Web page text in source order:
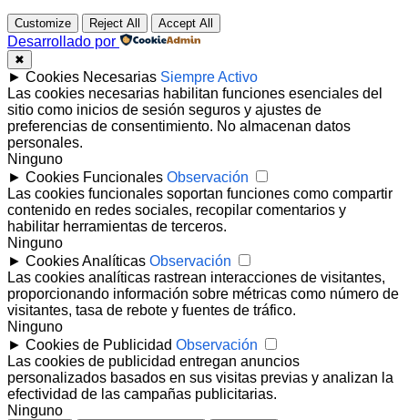
Customize Reject All Accept All
Desarrollado por
✖
► Cookies Necesarias Siempre Activo
Las cookies necesarias habilitan funciones esenciales del
sitio como inicios de sesión seguros y ajustes de
preferencias de consentimiento. No almacenan datos
personales.
Ninguno
► Cookies Funcionales Observación
Las cookies funcionales soportan funciones como compartir
contenido en redes sociales, recopilar comentarios y
habilitar herramientas de terceros.
Ninguno
► Cookies Analíticas Observación
Las cookies analíticas rastrean interacciones de visitantes,
proporcionando información sobre métricas como número de
visitantes, tasa de rebote y fuentes de tráfico.
Ninguno
► Cookies de Publicidad Observación
Las cookies de publicidad entregan anuncios
personalizados basados en sus visitas previas y analizan la
efectividad de las campañas publicitarias.
Ninguno